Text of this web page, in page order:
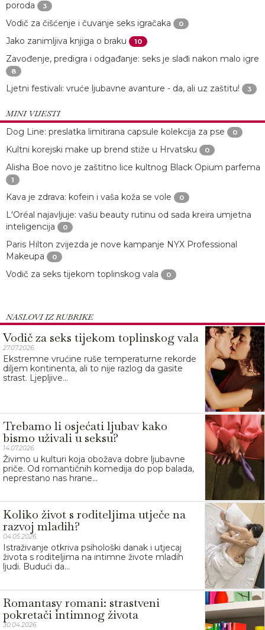
poroda 3
Vodič za čišćenje i čuvanje seks igračaka 0
Jako zanimljiva knjiga o braku 10
Zavođenje, predigra i odgađanje: seks je slađi nakon malo igre
8
Ljetni festivali: vruće ljubavne avanture - da, ali uz zaštitu! 3
MINI VIJESTI
Dog Line: preslatka limitirana capsule kolekcija za pse
0
Kultni korejski make up brend stiže u Hrvatsku 0
Alisha Boe novo je zaštitno lice kultnog Black Opium parfema
1
Kava je zdrava: kofein i vaša koža se vole 0
L'Oréal najavljuje: vašu beauty rutinu od sada kreira umjetna
inteligencija
0
Paris Hilton zvijezda je nove kampanje NYX Professional
Makeupa
0
Vodič za seks tijekom toplinskog vala 0
NASLOVI IZ RUBRIKE
Vodič za seks tijekom toplinskog vala
27.07.2026.
Ekstremne vrućine ruše temperaturne rekorde
diljem kontinenta, ali to nije razlog da gasite
strast. Ljepljive...
Trebamo li osjećati ljubav kako
bismo uživali u seksu?
14.07.2026.
Živimo u kulturi koja obožava dobre ljubavne
priče. Od romantičnih komedija do pop balada,
neprestano nas hrane...
Koliko život s roditeljima utječe na
razvoj mladih?
04.05.2026.
Istraživanje otkriva psihološki danak i utjecaj
života s roditeljima na intimne živote mladih
ljudi. Budući da...
Romantasy romani: strastveni
pokretači intimnog života
30.04.2026.